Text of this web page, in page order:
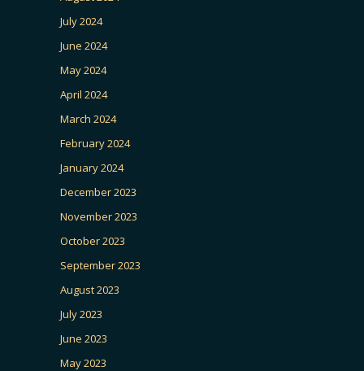
July 2024
June 2024
May 2024
April 2024
March 2024
February 2024
January 2024
December 2023
November 2023
October 2023
September 2023
August 2023
July 2023
June 2023
May 2023